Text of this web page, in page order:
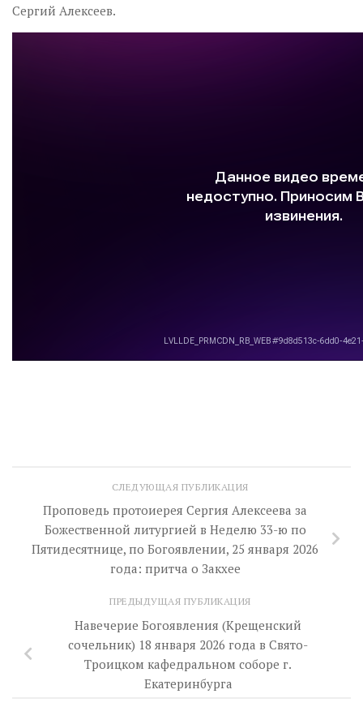
Сергий Алексеев.
СЛЕДУЮЩАЯ ПУБЛИКАЦИЯ
Проповедь протоиерея Сергия Алексеева за
Божественной литургией в Неделю 33-ю по
Пятидесятнице, по Богоявлении, 25 января 2026
года: притча о Закхее
ПРЕДЫДУЩАЯ ПУБЛИКАЦИЯ
Навечерие Богоявления (Крещенский
сочельник) 18 января 2026 года в Свято-
Троицком кафедральном соборе г.
Екатеринбурга